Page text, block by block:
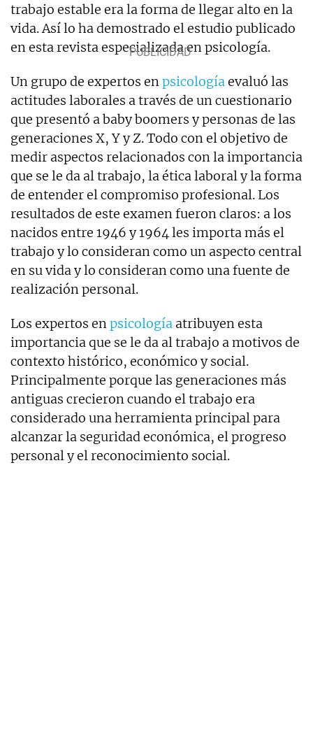
trabajo estable era la forma de llegar alto en la
vida. Así lo ha demostrado el estudio publicado
en esta revista especializada en psicología.
Un grupo de expertos enpsicologíaevaluó las
actitudes laborales a través de un cuestionario
que presentó a baby boomers y personas de las
generaciones X, Y y Z. Todo con el objetivo de
medir aspectos relacionados con la importancia
que se le da al trabajo, la ética laboral y la forma
de entender el compromiso profesional. Los
resultados de este examen fueron claros: a los
nacidos entre 1946 y 1964 les importa más el
trabajo y lo consideran como un aspecto central
en su vida y lo consideran como una fuente de
realización personal.
Los expertos enpsicología atribuyen esta
importancia que se le da al trabajo a motivos de
contexto histórico, económico y social.
Principalmente porque las generaciones más
antiguas crecieron cuando el trabajo era
considerado una herramienta principal para
alcanzar la seguridad económica, el progreso
personal y el reconocimiento social.